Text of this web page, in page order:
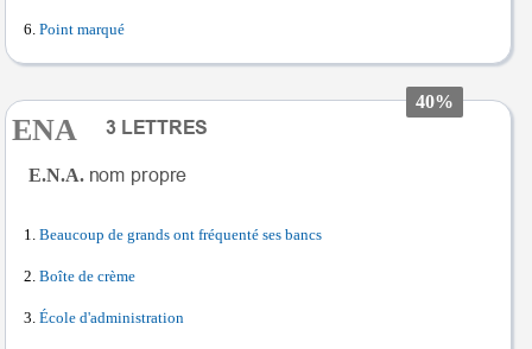
Point marqué
40%
ENA
E.N.A.
Beaucoup de grands ont fréquenté ses bancs
Boîte de crème
École d'administration